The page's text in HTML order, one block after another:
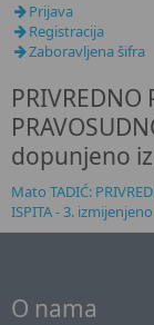
Prijava
Registracija
Zaboravljena šifra
PRIVREDNO
dopunjeno
Mato TADIĆ:
ISPITA - 3.
O nama